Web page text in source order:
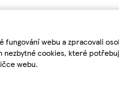
webu a zpracovali
cookies, které
webu.